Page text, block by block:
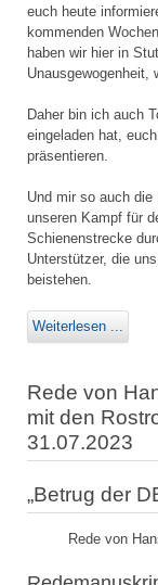
euch heute
kommenden
haben wir hier in
Unausgewogenheit,
Daher bin ich auch
eingeladen hat,
präsentieren.
Und mir so auch
unseren Kampf für
Schienenstrecke
Unterstützer, die
beistehen.
Weiterlesen ...
Rede von
mit den
31.07.2023
„Betrug der
Rede von